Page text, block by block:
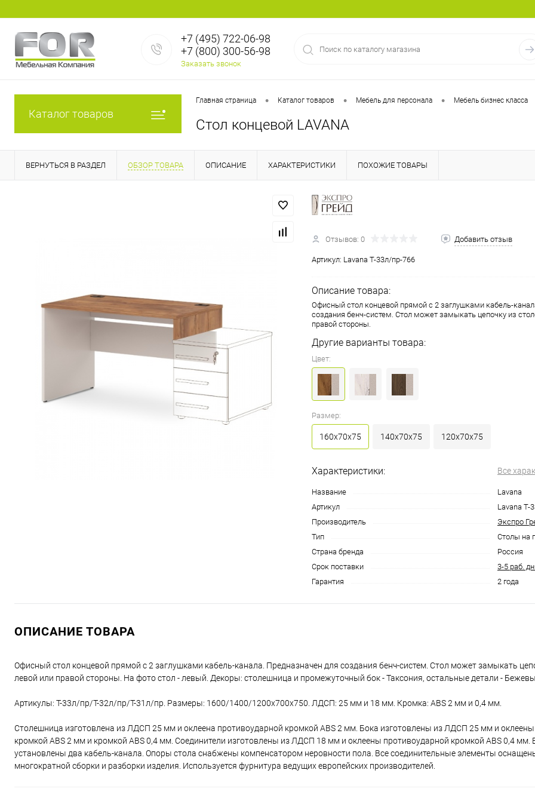
+7 (495) 722-06-98
+7 (800) 300-56-98
Заказать звонок
Каталог товаров
Главная страница • Каталог товаров • Мебель для персонала • Мебель бизнес класса
Стол концевой LAVANA
ВЕРНУТЬСЯ В РАЗДЕЛ ОБЗОР ТОВАРА ОПИСАНИЕ ХАРАКТЕРИСТИКИ ПОХОЖИЕ ТОВАРЫ
Отзывов: 0 Добавить отзыв
Артикул: Lavana T-33л/пр-766
Описание товара:
Офисный стол концевой прямой с 2 заглушками кабель-
создания бенч-систем. Стол может замыкать цепочку из
правой стороны.
Другие варианты товара:
Цвет:
Размер:
160x70x75 140x70x75 120x70x75
Характеристики: Все
Название
Lavana
Артикул
Lavana T-
Производитель
Экспро
Тип
Столы на
Страна бренда
Россия
Срок поставки
3-5 раб.
Гарантия
2 года
ОПИСАНИЕ ТОВАРА
Офисный стол концевой прямой с 2 заглушками кабель-канала. Предназначен для создания бенч-систем. Стол может замыкать
левой или правой стороны. На фото стол - левый. Декоры: столешница и промежуточный бок - Таксония, остальные детали -
Артикулы: T-33л/пр/T-32л/пр/T-31л/пр. Размеры: 1600/1400/1200х700х750. ЛДСП: 25 мм и 18 мм. Кромка: ABS 2 мм и 0,4 мм.
Столешница изготовлена из ЛДСП 25 мм и оклеена противоударной кромкой ABS 2 мм. Бока изготовлены из ЛДСП 25 мм и
кромкой ABS 2 мм и кромкой ABS 0,4 мм. Соединители изготовлены из ЛДСП 18 мм и оклеены противоударной кромкой ABS 0,4 мм.
установлены два кабель-канала. Опоры стола снабжены компенсатором неровности пола. Все соединительные элементы
многократной сборки и разборки изделия. Используется фурнитура ведущих европейских производителей.